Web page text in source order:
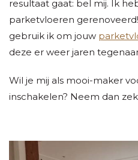
resultaat gaat: bel mij. Ik
parketvloeren
gebruik ik om jouw
deze er weer jaren
Wil je mij als mooi-maker
inschakelen? Neem dan